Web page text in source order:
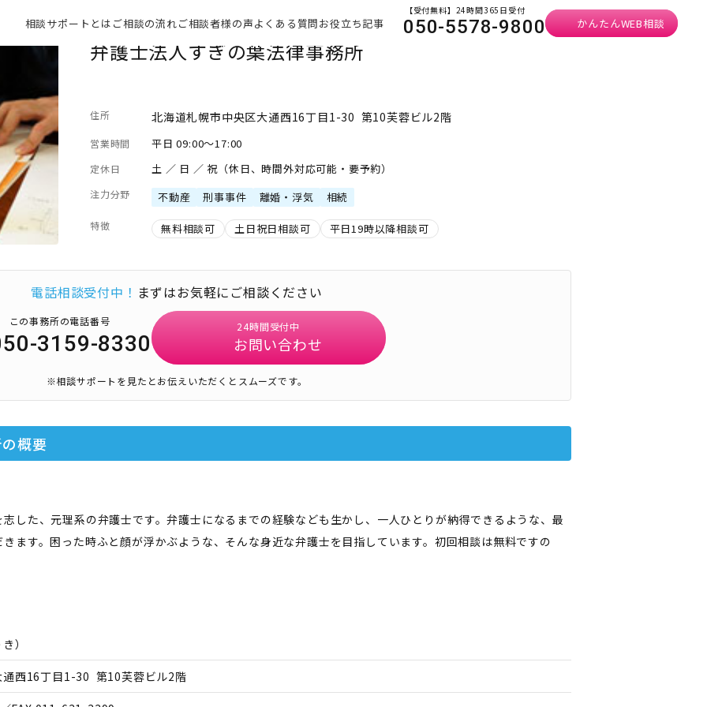
相談サポートとは ご相談の流れご相談者様の声よくある質問お役立ち記事
【受付無料】24時間365日受付
050-5578-9800 かんたんWEB相談
弁護士法人すぎの葉法律事務所
住所 北海道札幌市中央区大通西16丁目1-30 第10芙蓉ビル2階
営業時間 平日 09:00～17:00
定休日 土 ／ 日 ／ 祝（休日、時間外対応可能・要予約）
注力分野 不動産 刑事事件 離婚・浮気 相続
特徴 無料相談可 土日祝日相談可 平日19時以降相談可
電話相談受付中！ まずはお気軽にご相談ください
この事務所の電話番号
3159-8330
24時間受付中
お問い合わせ
※相談サポートを見たとお伝えいただくとスムーズです。
の概要
した、元理系の弁護士です。弁護士になるまでの経験なども生かし、一人ひとりが納得できるような、最
ます。困った時ふと顔が浮かぶような、そんな身近な弁護士を目指しています。初回相談は無料ですの
）
通西16丁目1-30 第10芙蓉ビル2階